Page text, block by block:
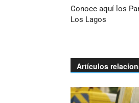
Conoce aquí los
Los Lagos
Artículos